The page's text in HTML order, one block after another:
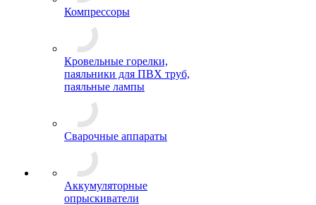
Компрессоры
Кровельные горелки,
паяльники для ПВХ труб,
паяльные лампы
Сварочные аппараты
Аккумуляторные
опрыскиватели